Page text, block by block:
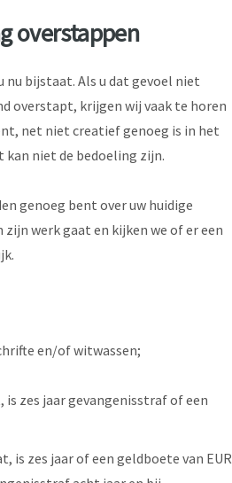
overstappen
nu bijstaat. Als u dat gevoel niet
overstapt, krijgen wij vaak te horen
net niet creatief genoeg is in het
niet de bedoeling zijn.
genoeg bent over uw huidige
werk gaat en kijken we of er een
en/of witwassen;
zes jaar gevangenisstraf of een
zes jaar of een geldboete van EUR